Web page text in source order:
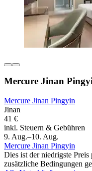
Mercure Jinan
Mercure Jinan Pingyin
Jinan
41 €
inkl. Steuern & Gebühren
9. Aug.–10. Aug.
Mercure Jinan Pingyin
Dies ist der niedrigste
zusätzliche Bedingungen